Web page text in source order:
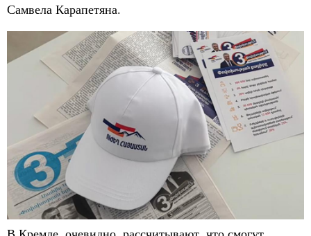
Самвела Карапетяна.